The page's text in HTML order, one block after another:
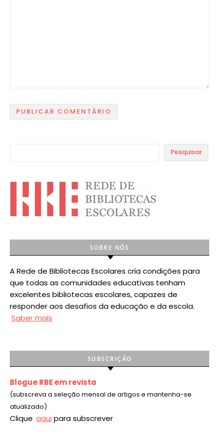
Pesquisar
SOBRE NÓS
A Rede de Bibliotecas Escolares cria condições para
que todas as comunidades educativas tenham
excelentes bibliotecas escolares, capazes de
responder aos desafios da educação e da escola.
Saber mais
SUBSCRIÇÃO
Blogue RBE em revista
(subscreva a seleção mensal de artigos e mantenha-se
atualizado)
Clique aqui para subscrever